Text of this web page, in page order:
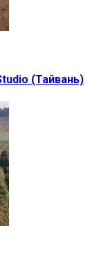
(Тайвань)